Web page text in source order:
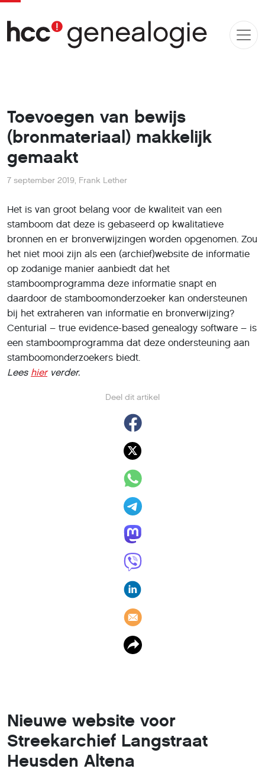
Toevoegen van bewijs
(bronmateriaal) makkelijk
gemaakt
Deel dit artikel
7 september 2019, Frank Lether
Het is van groot belang voor de kwaliteit van een
stamboom dat deze is gebaseerd op kwalitatieve
bronnen en er bronverwijzingen worden opgenomen. Zou
het niet mooi zijn als een (archief)website de informatie
op zodanige manier aanbiedt dat het
stamboomprogramma deze informatie snapt en
daardoor de stamboomonderzoeker kan ondersteunen
bij het extraheren van informatie en bronverwijzing?
Centurial – true evidence-based genealogy software – is
een stamboomprogramma dat deze ondersteuning aan
stamboomonderzoekers biedt.
Lees hierverder.
Nieuwe website voor
Streekarchief Langstraat
Heusden Altena